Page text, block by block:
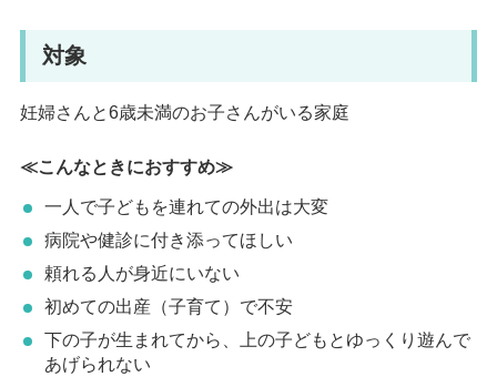
対象
妊婦さんと6歳未満のお子さんがいる家庭
≪こんなときにおすすめ≫
一人で子どもを連れての外出は大変
病院や健診に付き添ってほしい
頼れる人が身近にいない
初めての出産（子育て）で不安
下の子が生まれてから、上の子どもとゆっくり遊んで
あげられない